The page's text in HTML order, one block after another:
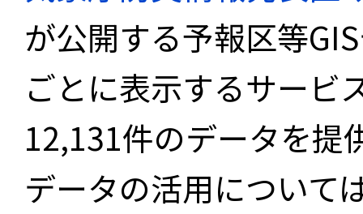
が公開する予報区等
ごとに表示するサービ
12,131件のデータを提
データの活用について